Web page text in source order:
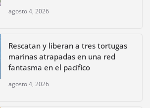
agosto 4, 2026
Rescatan y liberan a tres tortugas
marinas atrapadas en una red
fantasma en el pacífico
agosto 4, 2026